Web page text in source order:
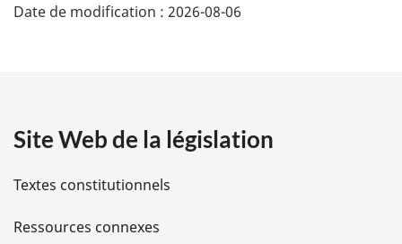
é
i
l
s
Date de modification : 2026-08-06
Site Web de la législation
Textes constitutionnels
Ressources connexes